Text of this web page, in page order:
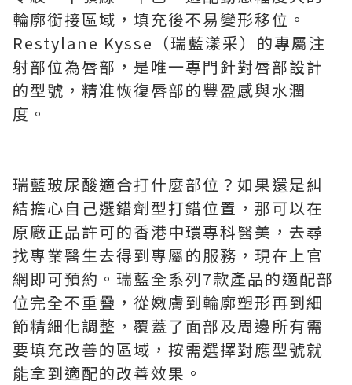
輪廓銜接區域，填充後不易變形移位。
Restylane Kysse（瑞藍漾采）的專屬注
射部位為唇部，是唯一專門針對唇部設計
的型號，精准恢復唇部的豐盈感與水潤
度。
瑞藍玻尿酸適合打什麼部位？如果還是糾
結擔心自己選錯劑型打錯位置，那可以在
原廠正品許可的香港中環專科醫美，去尋
找專業醫生去得到專屬的服務，現在上官
網即可預約。瑞藍全系列7款產品的適配部
位完全不重疊，從嫩膚到輪廓塑形再到細
節精細化調整，覆蓋了面部及周邊所有需
要填充改善的區域，按需選擇對應型號就
能拿到適配的改善效果。